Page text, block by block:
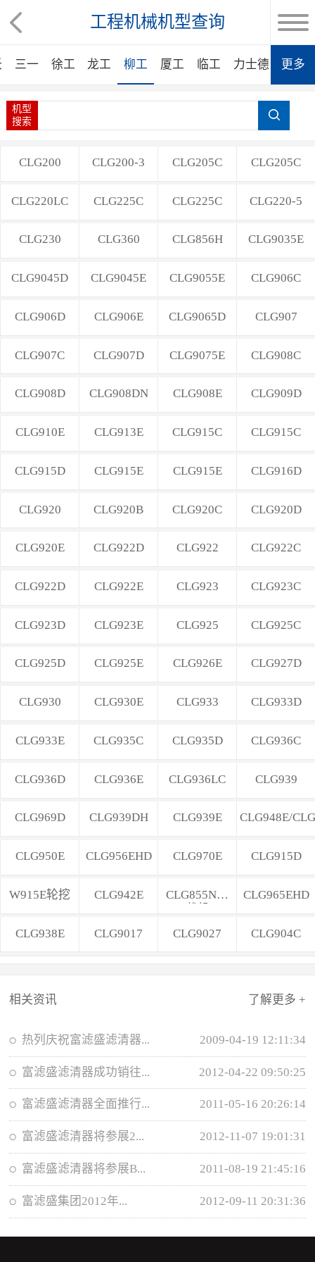
工程机械机型查询
三一 徐工 龙工 柳工 厦工 临工 力士德 沃得
更多
机型
搜索
CLG200 CLG200-3 CLG205C CLG205C
CLG220LC CLG225C CLG225C CLG220-5
CLG230 CLG360 CLG856H CLG9035E
CLG9045D CLG9045E CLG9055E CLG906C
CLG906D CLG906E CLG9065D CLG907
CLG907C CLG907D CLG9075E CLG908C
CLG908D CLG908DN CLG908E CLG909D
CLG910E CLG913E CLG915C CLG915C
CLG915D CLG915E CLG915E CLG916D
CLG920 CLG920B CLG920C CLG920D
CLG920E CLG922D CLG922 CLG922C
CLG922D CLG922E CLG923 CLG923C
CLG923D CLG923E CLG925 CLG925C
CLG925D CLG925E CLG926E CLG927D
CLG930 CLG930E CLG933 CLG933D
CLG933E CLG935C CLG935D CLG936C
CLG936D CLG936E CLG936LC CLG939
CLG969D CLG939DH CLG939E CLG948E/
CLG950E CLG956EHD CLG970E CLG915D
W915E轮挖 CLG942E
CLG855N装
CLG965EHD
CLG938E CLG9017 CLG9027 CLG904C
相关资讯 了解更多 +
热列庆祝富滤盛滤清器... 2009-04-19 12:11:34
富滤盛滤清器成功销往... 2012-04-22 09:50:25
富滤盛滤清器全面推行... 2011-05-16 20:26:14
富滤盛滤清器将参展2... 2012-11-07 19:01:31
富滤盛滤清器将参展B... 2011-08-19 21:45:16
富滤盛集团2012年... 2012-09-11 20:31:36